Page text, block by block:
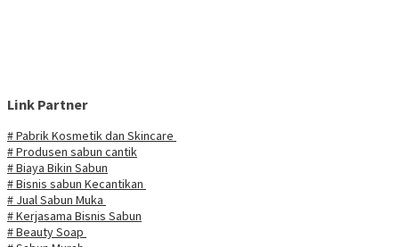
Link Partner
# Pabrik Kosmetik dan Skincare
# Produsen sabun cantik
# Biaya Bikin Sabun
# Bisnis sabun Kecantikan
# Jual Sabun Muka
# Kerjasama Bisnis Sabun
# Beauty Soap